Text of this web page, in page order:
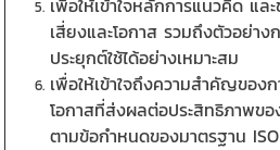
เพื่อให้เข้าใจหลักการแนวคิด แล
เสี่ยงและโอกาส รวมถึงตัวอย่าง
ประยุกต์ใช้ได้อย่างเหมาะสม
เพื่อให้เข้าใจถึงความสำคัญของ
โอกาสที่ส่งผลต่อประสิทธิภาพข
ตามข้อกำหนดของมาตรฐาน